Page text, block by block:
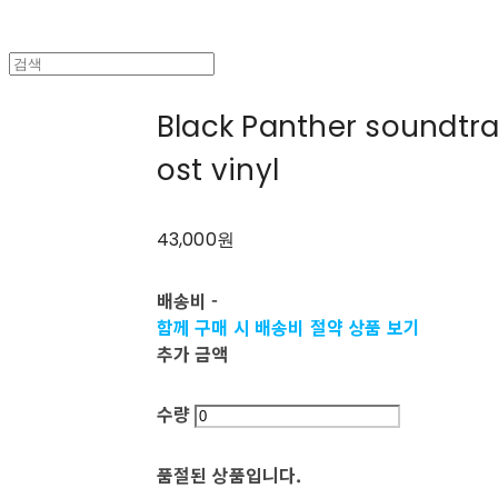
Black Panther
ost vinyl
43,000원
배송비-
함께 구매 시 배송비 절약 상품 보기
추가 금액
수량
품절된 상품입니다.